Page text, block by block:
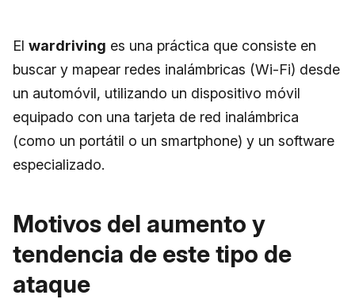
Elwardriving es una práctica que consiste en
buscar y mapear redes inalámbricas (Wi-Fi) desde
un automóvil, utilizando un dispositivo móvil
equipado con una tarjeta de red inalámbrica
(como un portátil o un smartphone) y un software
especializado.
Motivos del aumento y
tendencia de este tipo de
ataque